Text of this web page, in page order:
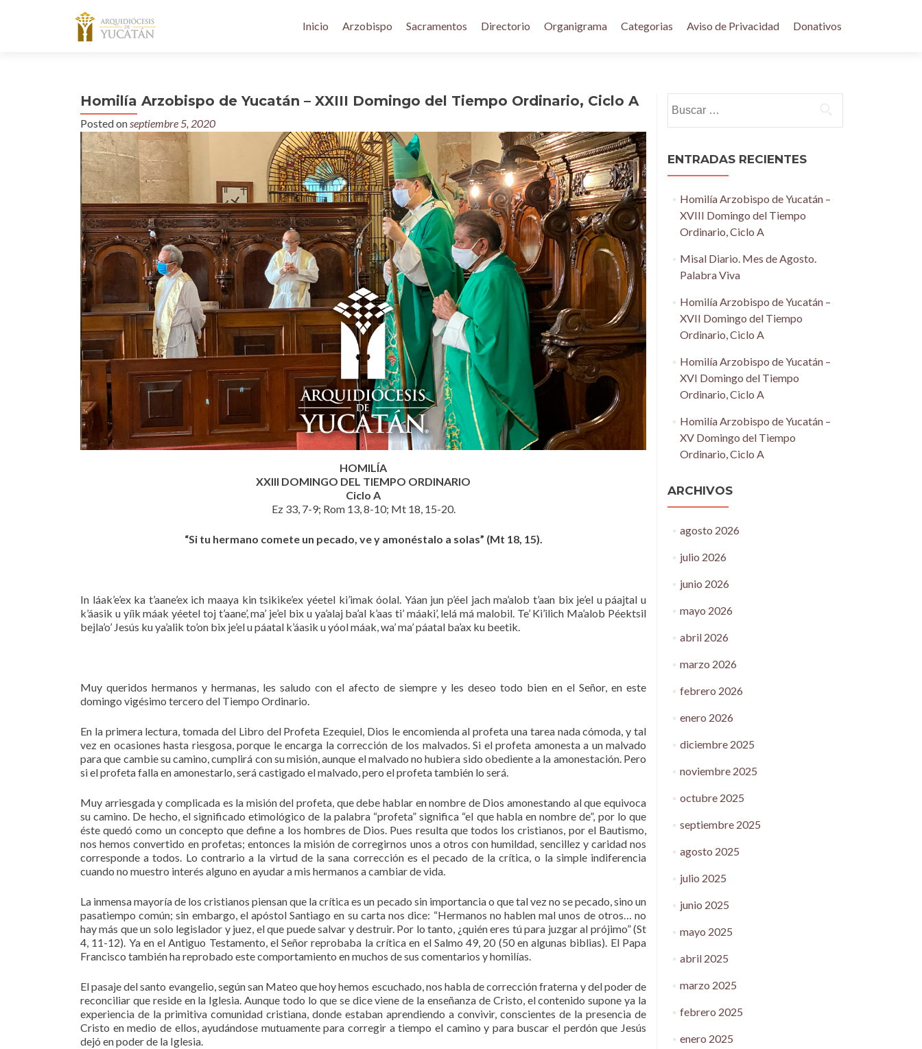
Inicio Arzobispo Sacramentos Directorio Organigrama Categorias Aviso de Privacidad Donativos
Homilía Arzobispo de Yucatán – XXIII Domingo del Tiempo Ordinario, Ciclo A
Posted onseptiembre 5, 2020
HOMILÍA
XXIII DOMINGO DEL TIEMPO ORDINARIO
Ciclo A
Ez 33, 7-9; Rom 13, 8-10; Mt 18, 15-20.
“Si tu hermano comete un pecado, ve y amonéstalo a solas” (Mt 18, 15).
In láak’e’ex ka t’aane’ex ich maaya kin tsikike’ex yéetel ki’imak óolal. Yáan jun p’éel jach ma’alob t’aan bix je’el u páajtal u
k’áasik u yíik máak yéetel toj t’aane’, ma’ je’el bix u ya’alaj ba’al k’aas ti’ máaki’, lelá má malobil. Te’ Ki’ilich Ma’alob Péektsil
bejla’o’ Jesús ku ya’alik to’on bix je’el u páatal k’áasik u yóol máak, wa’ ma’ páatal ba’ax ku beetik.
Muy queridos hermanos y hermanas, les saludo con el afecto de siempre y les deseo todo bien en el Señor, en este
domingo vigésimo tercero del Tiempo Ordinario.
En la primera lectura, tomada del Libro del Profeta Ezequiel, Dios le encomienda al profeta una tarea nada cómoda, y tal
vez en ocasiones hasta riesgosa, porque le encarga la corrección de los malvados. Si el profeta amonesta a un malvado
para que cambie su camino, cumplirá con su misión, aunque el malvado no hubiera sido obediente a la amonestación. Pero
si el profeta falla en amonestarlo, será castigado el malvado, pero el profeta también lo será.
Muy arriesgada y complicada es la misión del profeta, que debe hablar en nombre de Dios amonestando al que equivoca
su camino. De hecho, el significado etimológico de la palabra “profeta” significa “el que habla en nombre de”, por lo que
éste quedó como un concepto que define a los hombres de Dios. Pues resulta que todos los cristianos, por el Bautismo,
nos hemos convertido en profetas; entonces la misión de corregirnos unos a otros con humildad, sencillez y caridad nos
corresponde a todos. Lo contrario a la virtud de la sana corrección es el pecado de la crítica, o la simple indiferencia
cuando no muestro interés alguno en ayudar a mis hermanos a cambiar de vida.
La inmensa mayoría de los cristianos piensan que la crítica es un pecado sin importancia o que tal vez no se pecado, sino un
pasatiempo común; sin embargo, el apóstol Santiago en su carta nos dice: “Hermanos no hablen mal unos de otros… no
hay más que un solo legislador y juez, el que puede salvar y destruir. Por lo tanto, ¿quién eres tú para juzgar al prójimo” (St
4, 11-12). Ya en el Antiguo Testamento, el Señor reprobaba la crítica en el Salmo 49, 20 (50 en algunas biblias). El Papa
Francisco también ha reprobado este comportamiento en muchos de sus comentarios y homilías.
El pasaje del santo evangelio, según san Mateo que hoy hemos escuchado, nos habla de corrección fraterna y del poder de
reconciliar que reside en la Iglesia. Aunque todo lo que se dice viene de la enseñanza de Cristo, el contenido supone ya la
experiencia de la primitiva comunidad cristiana, donde estaban aprendiendo a convivir, conscientes de la presencia de
Cristo en medio de ellos, ayudándose mutuamente para corregir a tiempo el camino y para buscar el perdón que Jesús
dejó en poder de la Iglesia.
ENTRADAS RECIENTES
Homilía Arzobispo de Yucatán –
XVIII Domingo del Tiempo
Ordinario, Ciclo A
Misal Diario. Mes de Agosto.
Palabra Viva
Homilía Arzobispo de Yucatán –
XVII Domingo del Tiempo
Ordinario, Ciclo A
Homilía Arzobispo de Yucatán –
XVI Domingo del Tiempo
Ordinario, Ciclo A
Homilía Arzobispo de Yucatán –
XV Domingo del Tiempo
Ordinario, Ciclo A
ARCHIVOS
agosto 2026
julio 2026
junio 2026
mayo 2026
abril 2026
marzo 2026
febrero 2026
enero 2026
diciembre 2025
noviembre 2025
octubre 2025
septiembre 2025
agosto 2025
julio 2025
junio 2025
mayo 2025
abril 2025
marzo 2025
febrero 2025
enero 2025